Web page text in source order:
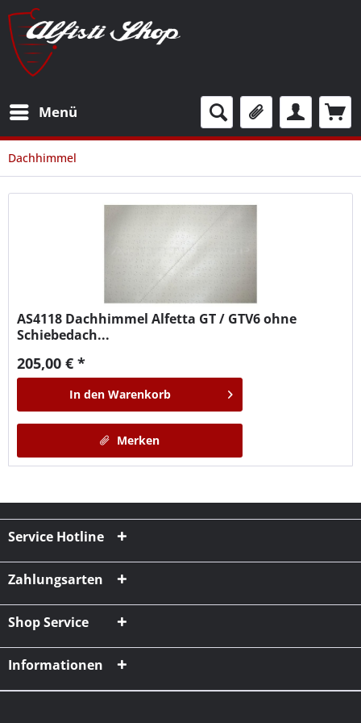
Menü
Dachhimmel
AS4118 Dachhimmel Alfetta GT / GTV6 ohne
Schiebedach...
205,00 € *
In den Warenkorb
Merken
Service Hotline
Zahlungsarten
Shop Service
Informationen